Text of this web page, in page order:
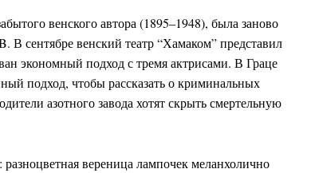
венского автора (1895–1948), была заново
В сентябре венский театр “Хамаком” представил
экономный подход с тремя актрисами. В Граце
подход, чтобы рассказать о криминальных
азотного завода хотят скрыть смертельную
вереница лампочек меланхолично